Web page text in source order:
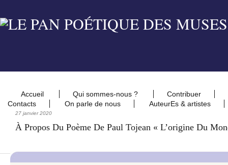
Accueil Qui sommes-nous ?
Contribuer
Contacts
On parle de nous AuteurEs & artistes
27 janvier 2020
À Propos Du Poème De Paul Tojean « L’origine Du